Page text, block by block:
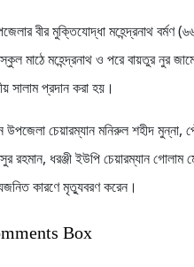
বীর মুক্তিযোদ্ধা মহেন্দ্রনাথ
মাঠে মহেন্দ্রনাথ ও পরে বায়তুর নুর জামে
সালাম প্রদান করা হয়।
চেয়ারম্যান মনিরুল শহীদ মুন্না,
রহমান, ধরঞ্জী ইউপি চেয়ারম্যান
কারণে মৃত্যুবরণ করেন।
Box